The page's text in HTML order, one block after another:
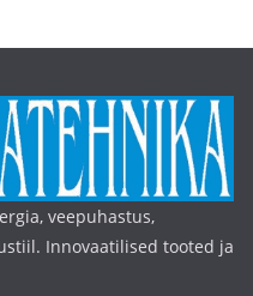
veepuhastus,
Innovaatilised tooted ja